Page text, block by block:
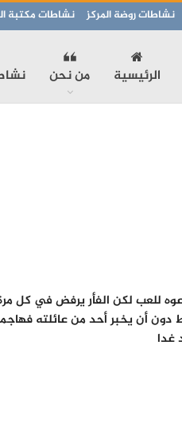
نشاطات روضة المركز نشاطات مكتبة
الرئيسية من نحن
لكن الفأر يرفض في كل
أن يخبر أحد من عائلته
غدا